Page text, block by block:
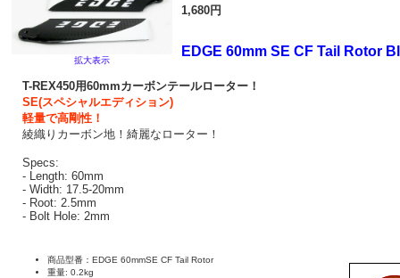
拡大表示
1,680円
EDGE 60mm SE CF Tail Rotor
T-REX450用60mmカーボンテールローター！
SE(スペシャルエディション)
軽量で高剛性！
綾織りカーボン地！綺麗なローター！
Specs:
- Length: 60mm
- Width: 17.5-20mm
- Root: 2.5mm
- Bolt Hole: 2mm
商品型番：EDGE 60mmSE CF Tail Rotor
重量: 0.2kg